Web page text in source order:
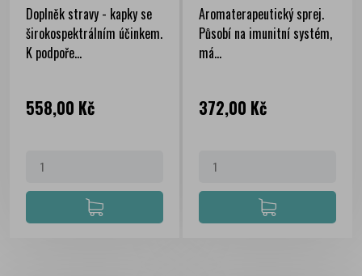
Doplněk stravy - kapky se
širokospektrálním účinkem.
K podpoře...
Cena
558,00 Kč
Aromaterapeutický sprej.
Působí na imunitní systém,
má...
Cena
372,00 Kč